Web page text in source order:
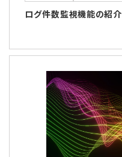
ログ件数監視機能の紹介